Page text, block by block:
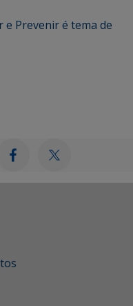
e Prevenir é tema de